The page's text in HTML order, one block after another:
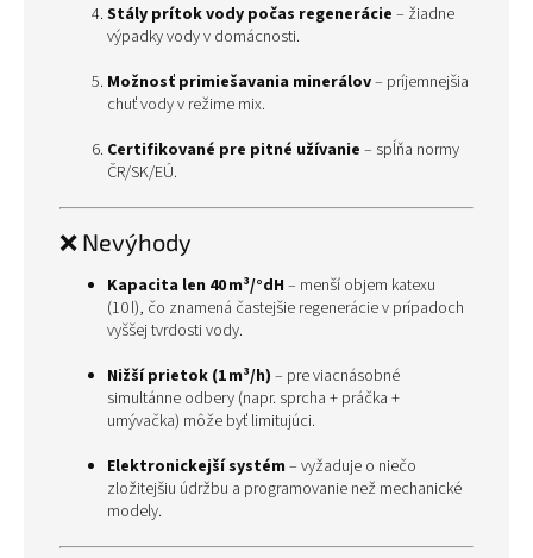
Stály prítok vody počas regenerácie – žiadne
výpadky vody v domácnosti.
Možnosť primiešavania minerálov– príjemnejšia
chuť vody v režime mix.
Certifikované pre pitné užívanie – spĺňa normy
ČR/SK/EÚ.
❌ Nevýhody
Kapacita len 40 m³/°dH – menší objem katexu
(10 l), čo znamená častejšie regenerácie v prípadoch
vyššej tvrdosti vody.
Nižší prietok (1 m³/h) – pre viacnásobné
simultánne odbery (napr. sprcha + práčka +
umývačka) môže byť limitujúci.
Elektronickejší systém – vyžaduje o niečo
zložitejšiu údržbu a programovanie než mechanické
modely.